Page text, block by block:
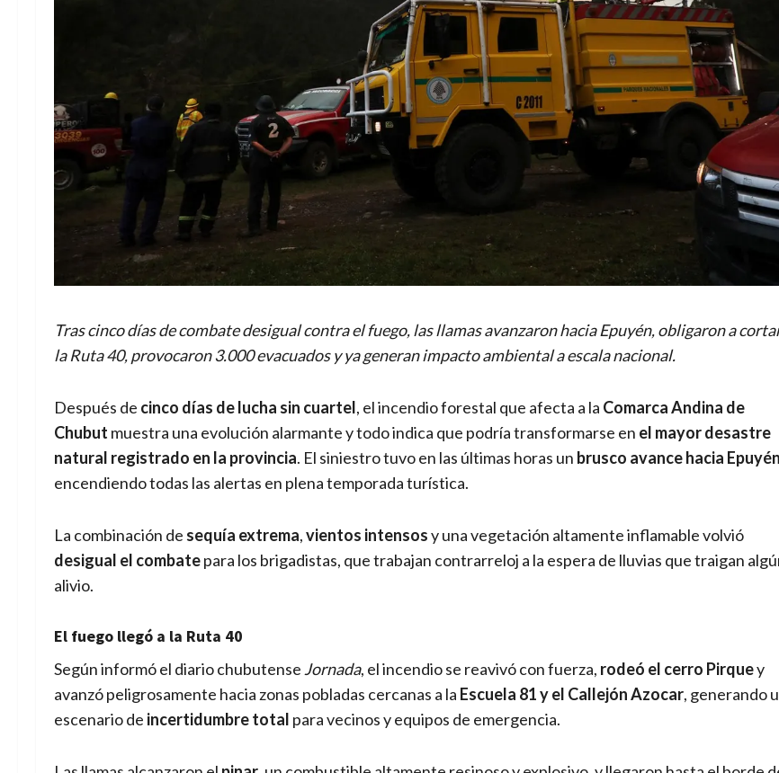
Tras cinco días de combate desigual contra el fuego, las llamas avanzaron hacia Epuyén, obligaron a
la Ruta 40, provocaron 3.000 evacuados y ya generan impacto ambiental a escala nacional.
Después de cinco días de lucha sin cuartel, el incendio forestal que afecta a la Comarca Andina de
Chubut muestra una evolución alarmante y todo indica que podría transformarse en el mayor desastre
natural registrado en la provincia. El siniestro tuvo en las últimas horas un brusco avance hacia Epuyén
encendiendo todas las alertas en plena temporada turística.
La combinación de sequía extrema,vientos intensosy una vegetación altamente inflamable volvió
desigual el combatepara los brigadistas, que trabajan contrarreloj a la espera de lluvias que traigan
alivio.
El fuego llegó a la Ruta 40
Según informó el diario chubutense Jornada, el incendio se reavivó con fuerza, rodeó el cerro Pirquey
avanzó peligrosamente hacia zonas pobladas cercanas a la Escuela 81 y el Callejón Azocar, generando
escenario de incertidumbre total para vecinos y equipos de emergencia.